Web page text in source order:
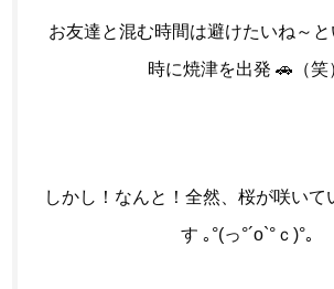
お友達と混む時間は避けたいね～
時に焼津を出発 🚗（笑
しかし！なんと！全然、桜が咲いて
す ｡°(っ°´o`°ｃ)°｡